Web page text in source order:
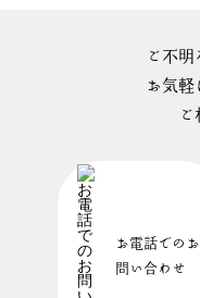
ご不明
お気軽
お電話でのお
問い合わせ